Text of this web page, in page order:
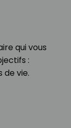
qui vous
:
de vie.